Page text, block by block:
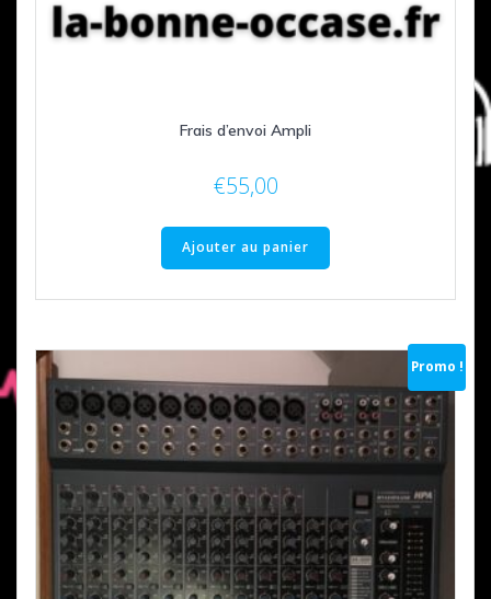
Frais d’envoi Ampli
€55,00
Ajouter au panier
Promo !